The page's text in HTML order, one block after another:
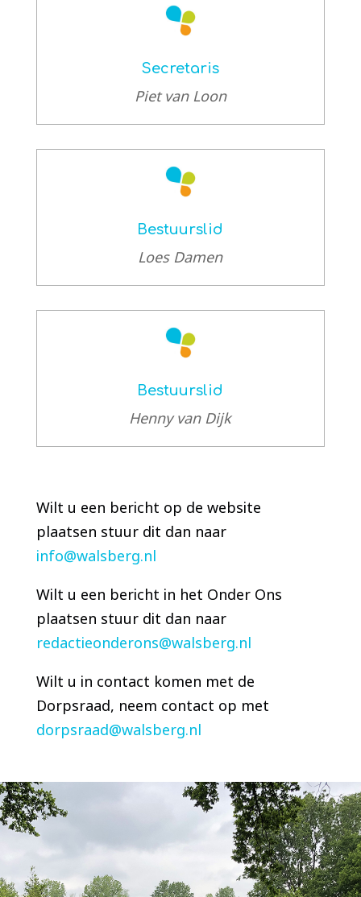
Secretaris
Piet van Loon
Bestuurslid
Loes Damen
Bestuurslid
Henny van Dijk
Wilt u een bericht op de website
plaatsen stuur dit dan naar
info@walsberg.nl
Wilt u een bericht in het Onder Ons
plaatsen stuur dit dan naar
redactieonderons@walsberg.nl
Wilt u in contact komen met de
Dorpsraad, neem contact op met
dorpsraad@walsberg.nl